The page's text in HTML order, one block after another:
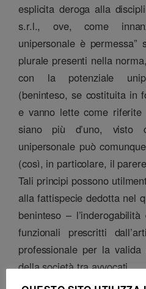
esplicita deroga alla
s.r.l., ove, come
unipersonale è permessa”
plurale presenti nella
con la potenziale
(beninteso, se costituita in
e vanno lette come
siano più d’uno, visto
unipersonale può
(così, in particolare, il
Tali principi possono
alla fattispecie dedotta nel
beninteso –
funzionali prescritti
professionale per la
della società tra avvocati.